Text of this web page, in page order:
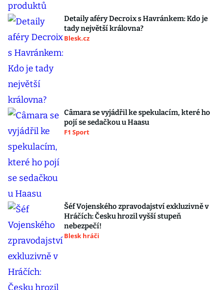
Detaily aféry Decroix s Havránkem: Kdo je
tady největší královna?
Blesk.cz
Câmara se vyjádřil ke spekulacím, které ho
pojí se sedačkou u Haasu
F1 Sport
Šéf Vojenského zpravodajství exkluzivně v
Hráčích: Česku hrozil vyšší stupeň
nebezpečí!
Blesk hráči